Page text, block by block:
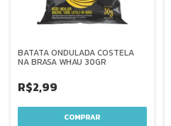
BATATA ONDULADA COSTELA
NA BRASA WHAU 30GR
R$2,99